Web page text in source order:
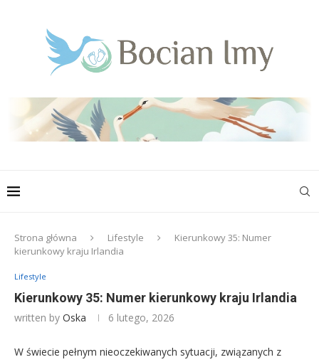
Strona główna Lifestyle
Kierunkowy 35: Numer
kierunkowy kraju Irlandia
Lifestyle
Kierunkowy 35: Numer kierunkowy kraju Irlandia
written by Oska 6 lutego, 2026
W świecie pełnym nieoczekiwanych sytuacji, związanych z